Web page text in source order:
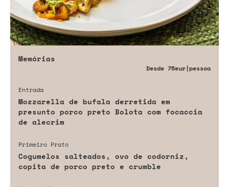
Memórias
Desde 75eur|pessoa
Entrada
Mozzarella de bufala derretida em
presunto porco preto Bolota com focaccia
de alecrim
Primeiro Prato
Cogumelos salteados, ovo de codorniz,
copita de porco preto e crumble